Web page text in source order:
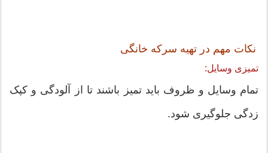
نکات مهم در تهیه سرکه خانگی
تمیزی وسایل:
تمام وسایل و ظروف باید تمیز باشند تا از آلودگی و کپک
زدگی جلوگیری شود.